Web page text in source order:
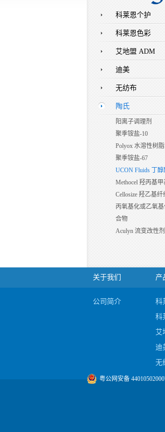
科莱恩个护
科莱恩色彩
艾地盟 ADM
迪美
无纺布
陶氏
阳离子调理剂
聚季铵盐-10
Polyox 水溶性树脂
聚季铵盐-67
UCON Fluids 丁
Methocel 羟丙基
Cellosize 羟乙基纤
丙氧基化或乙氧
合物
Aculyn 流变改性剂
关于我们
公司简介
产
科
科
艾
迪
无
陶
粤公网安备